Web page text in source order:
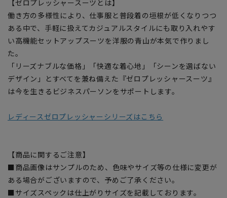
【ゼロプレッシャースーツとは】
働き方の多様性により、仕事服と普段着の垣根が低くなりつつ
ある中で、手軽に扱えてカジュアルスタイルにも取り入れやす
い高機能セットアップスーツを洋服の青山が本気で作りまし
た。
「リーズナブルな価格」「快適な着心地」「シーンを選ばない
デザイン」とすべてを兼ね備えた『ゼロプレッシャースーツ』
は今を生きるビジネスパーソンをサポートします。
レディースゼロプレッシャーシリーズはこちら
【商品に関するご注意】
■商品画像はサンプルのため、色味やサイズ等の仕様に変更が
ある場合がございますので、予めご了承ください。
■サイズスペックは仕上がりサイズを記載しております。